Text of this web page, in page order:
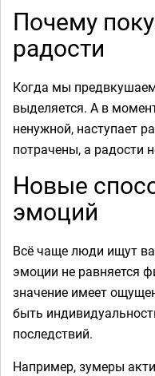
Почему
радости
Когда мы
выделяется. А в
ненужной, наступает
потрачены, а радости
Новые
эмоций
Всё чаще люди ищут
эмоции не равняется
значение имеет
быть
последствий.
Например, зумеры